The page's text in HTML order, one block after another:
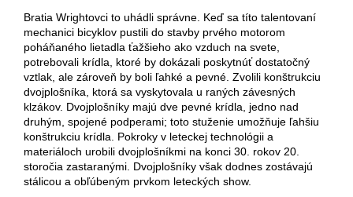
Bratia Wrightovci to uhádli správne. Keď sa títo talentovaní
mechanici bicyklov pustili do stavby prvého motorom
poháňaného lietadla ťažšieho ako vzduch na svete,
potrebovali krídla, ktoré by dokázali poskytnúť dostatočný
vztlak, ale zároveň by boli ľahké a pevné. Zvolili konštrukciu
dvojplošníka, ktorá sa vyskytovala u raných závesných
klzákov. Dvojplošníky majú dve pevné krídla, jedno nad
druhým, spojené podperami; toto stuženie umožňuje ľahšiu
konštrukciu krídla. Pokroky v leteckej technológii a
materiáloch urobili dvojplošníkmi na konci 30. rokov 20.
storočia zastaranými. Dvojplošníky však dodnes zostávajú
stálicou a obľúbeným prvkom leteckých show.